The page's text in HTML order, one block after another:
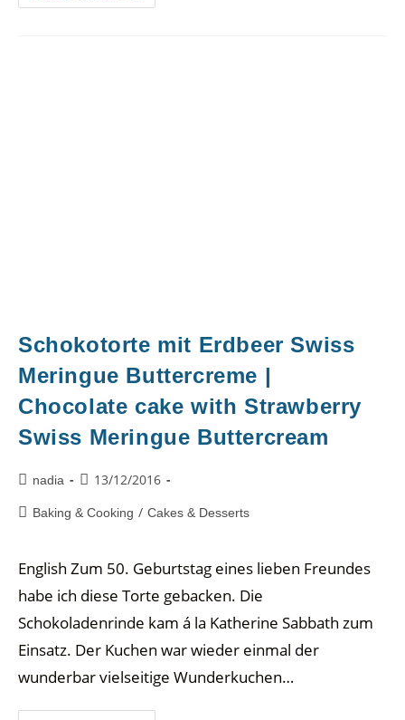
Schokotorte mit Erdbeer Swiss
Meringue Buttercreme |
Chocolate cake with Strawberry
Swiss Meringue Buttercream
nadia 13/12/2016
Baking & Cooking / Cakes & Desserts
English Zum 50. Geburtstag eines lieben Freundes
habe ich diese Torte gebacken. Die
Schokoladenrinde kam á la Katherine Sabbath zum
Einsatz. Der Kuchen war wieder einmal der
wunderbar vielseitige Wunderkuchen…